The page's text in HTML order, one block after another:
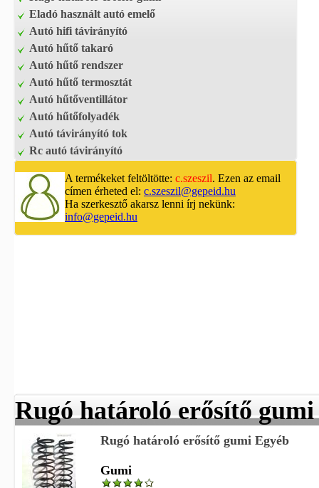
Eladó használt autó emelő
Autó hifi távirányító
Autó hűtő takaró
Autó hűtő rendszer
Autó hűtő termosztát
Autó hűtőventillátor
Autó hűtőfolyadék
Autó távirányító tok
Rc autó távirányító
A termékeket feltöltötte: c.szeszil. Ezen az email
címen érheted el: c.szeszil@gepeid.hu
Ha szerkesztő akarsz lenni írj nekünk:
info@gepeid.hu
Rugó határoló erősítő gumi
Rugó határoló erősítő gumi Egyéb
Gumi